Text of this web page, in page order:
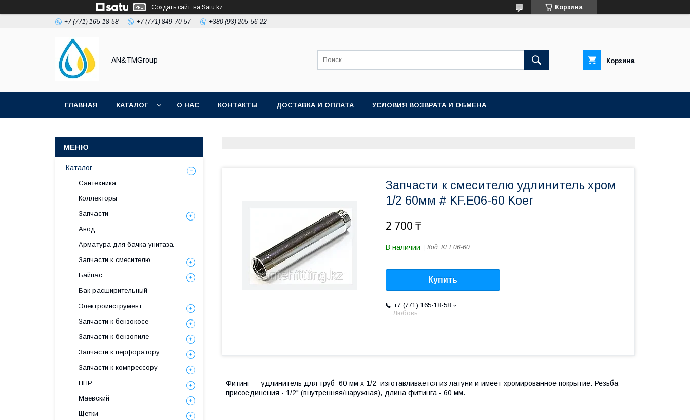
Создать сайт на Satu.kz Корзина
+7 (771) 165-18-58 +7 (771) 849-70-57 +380 (93) 205-56-22
AN&TMGroup Корзина
ГЛАВНАЯ КАТАЛОГ О НАС КОНТАКТЫ ДОСТАВКА И ОПЛАТА УСЛОВИЯ ВОЗВРАТА И ОБМЕНА
Запчасти к смесителю удлинитель хром
1/2 60мм # KF.E06-60 Koer
2 700 ₸
В наличии Код: KF.E06-60
Купить
+7 (771) 165-18-58
Любовь
Фитинг — удлинитель для труб 60 мм х 1/2 изготавливается из латуни и имеет хромированное покрытие. Резьба
присоединения - 1/2" (внутренняя/наружная), длина фитинга - 60 мм.
Каталог
Сантехника
Коллекторы
Запчасти
Анод
Арматура для бачка унитаза
Запчасти к смесителю
Байпас
Бак расширительный
Электроинструмент
Запчасти к бензокосе
Запчасти к бензопиле
Запчасти к перфоратору
Запчасти к компрессору
ППР
Маевский
Щетки